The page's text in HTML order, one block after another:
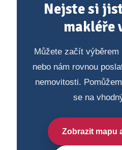
Nejste si
makléře
Můžete začít výběrem
nebo nám rovnou
nemovitosti.
se na
Zobrazit mapu